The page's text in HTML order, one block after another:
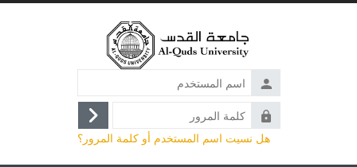
اسم
المستخدم
كلمة
المرور
تسجيل
الدخول
هل نسيت اسم المستخدم أو كلمة المرور؟